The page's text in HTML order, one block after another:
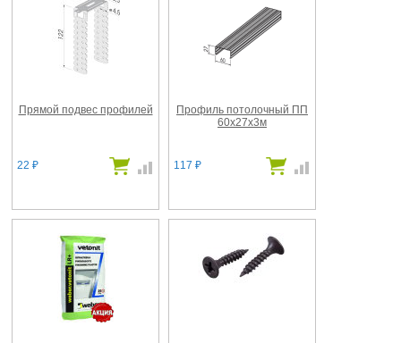
Прямой подвес профилей
22 ₽
Профиль потолочный ПП
60х27х3м
117 ₽